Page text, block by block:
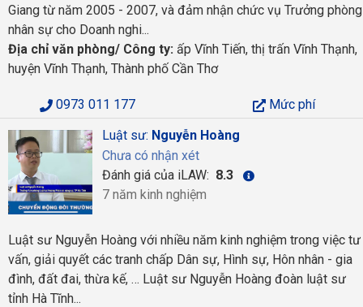
Giang từ năm 2005 - 2007, và đảm nhận chức vụ Trưởng phòng
nhân sự cho Doanh nghi...
Địa chỉ văn phòng/ Công ty: ấp Vĩnh Tiến, thị trấn Vĩnh Thạnh,
huyện Vĩnh Thạnh, Thành phố Cần Thơ
0973 011 177
Mức phí
Luật sư: Nguyễn Hoàng
Chưa có nhận xét
Đánh giá của iLAW: 8.3
7 năm kinh nghiệm
Luật sư Nguyễn Hoàng với nhiều năm kinh nghiệm trong việc tư
vấn, giải quyết các tranh chấp Dân sự, Hình sự, Hôn nhân - gia
đình, đất đai, thừa kế, … Luật sư Nguyễn Hoàng đoàn luật sư
tỉnh Hà Tĩnh...